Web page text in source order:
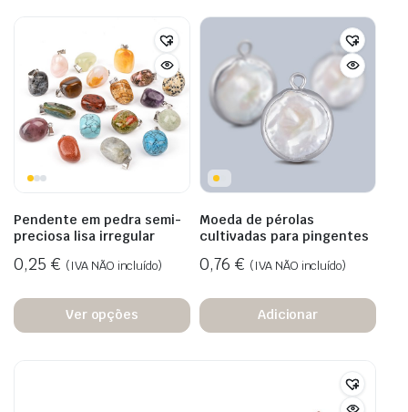
Pendente em pedra semi-
preciosa lisa irregular
0,25 € (IVA NÃO incluído)
Ver opções
Moeda de pérolas
cultivadas para pingentes
0,76 € (IVA NÃO incluído)
Adicionar